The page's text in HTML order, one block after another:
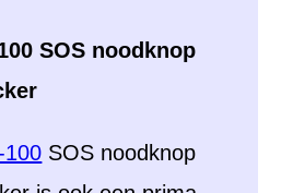
SOS noodknop
100 SOS noodknop